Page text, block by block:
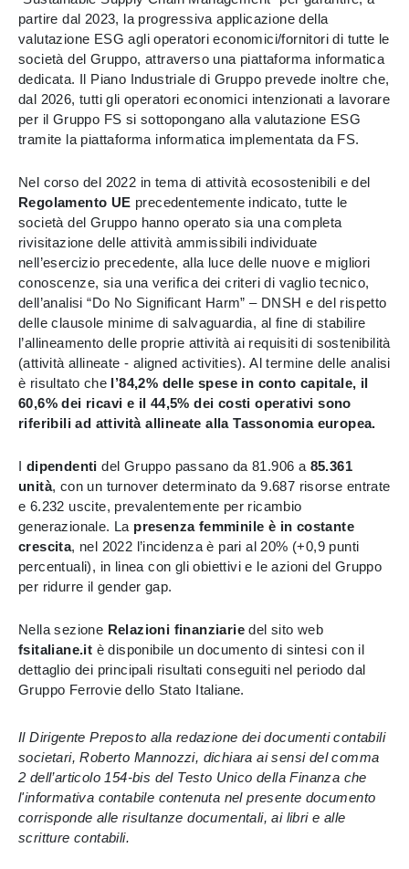
partire dal 2023, la progressiva applicazione della
valutazione ESG agli operatori economici/fornitori di tutte le
società del Gruppo, attraverso una piattaforma informatica
dedicata. Il Piano Industriale di Gruppo prevede inoltre che,
dal 2026, tutti gli operatori economici intenzionati a lavorare
per il Gruppo FS si sottopongano alla valutazione ESG
tramite la piattaforma informatica implementata da FS.
Nel corso del 2022 in tema di attività ecosostenibili e del
Regolamento UE precedentemente indicato, tutte le
società del Gruppo hanno operato sia una completa
rivisitazione delle attività ammissibili individuate
nell’esercizio precedente, alla luce delle nuove e migliori
conoscenze, sia una verifica dei criteri di vaglio tecnico,
dell’analisi “Do No Significant Harm” – DNSH e del rispetto
delle clausole minime di salvaguardia, al fine di stabilire
l’allineamento delle proprie attività ai requisiti di sostenibilità
(attività allineate - aligned activities). Al termine delle analisi
è risultato che l’84,2% delle spese in conto capitale, il
60,6% dei ricavi e il 44,5% dei costi operativi sono
riferibili ad attività allineate alla Tassonomia europea.
I dipendentidel Gruppo passano da 81.906 a 85.361
unità, con un turnover determinato da 9.687 risorse entrate
e 6.232 uscite, prevalentemente per ricambio
generazionale. La presenza femminile è in costante
crescita, nel 2022 l’incidenza è pari al 20% (+0,9 punti
percentuali), in linea con gli obiettivi e le azioni del Gruppo
per ridurre il gender gap.
Nella sezione Relazioni finanziariedel sito web
fsitaliane.it è disponibile un documento di sintesi con il
dettaglio dei principali risultati conseguiti nel periodo dal
Gruppo Ferrovie dello Stato Italiane.
Il Dirigente Preposto alla redazione dei documenti contabili
societari, Roberto Mannozzi, dichiara ai sensi del comma
2 dell’articolo 154-bis del Testo Unico della Finanza che
l'informativa contabile contenuta nel presente documento
corrisponde alle risultanze documentali, ai libri e alle
scritture contabili.